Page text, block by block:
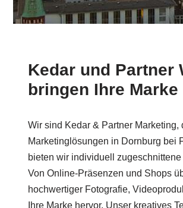
Kedar und Partner
bringen Ihre
Wir sind Kedar & Partner
Marketinglösungen in Dornburg bei
bieten wir individuell
Von Online-Präsenzen und Shops
hochwertiger Fotografie,
Ihre Marke hervor. Unser kreatives